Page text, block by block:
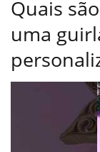
Quais
uma